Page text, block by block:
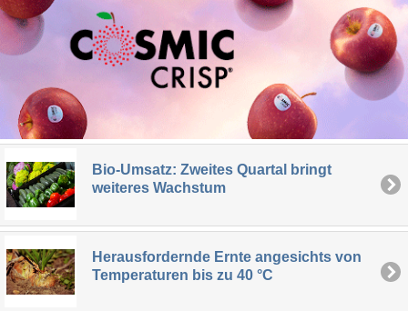
Bio-Umsatz: Zweites Quartal bringt
weiteres Wachstum
Herausfordernde Ernte angesichts von
Temperaturen bis zu 40 °C